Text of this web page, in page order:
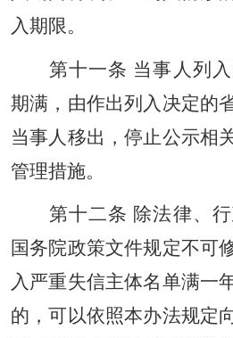
入期限。
第十一条 当事人列
期满，由作出列入决定的
当事人移出，停止公示相
管理措施。
第十二条 除法律、
国务院政策文件规定不可
入严重失信主体名单满一
的，可以依照本办法规定